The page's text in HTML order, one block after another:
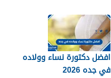
افضل دكتورة نساء وولاده
في جده 2026